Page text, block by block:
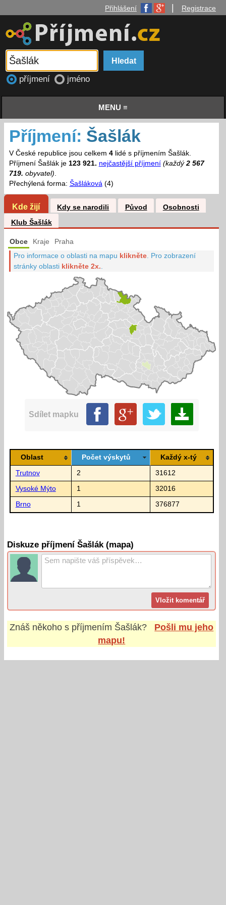
Přihlášení Registrace
příjmení jméno
MENU ≡
Příjmení: Šašlák
V České republice jsou celkem 4lidé s příjmením Šašlák.
Příjmení Šašlák je 123 921. nejčastější příjmení (každý2 567
719. obyvatel).
Přechýlená forma: Šašláková(4)
Kde žijí Kdy se narodili Původ
Osobnosti
Klub Šašlák
Obce Kraje Praha
Pro informace o oblasti na mapu klikněte Pro zobrazení
stránky oblasti klikněte 2x.
Sdílet mapku
Oblast Počet výskytů Každý x-tý
Trutnov 2 31612
Vysoké Mýto 1 32016
Brno 1 376877
Diskuze příjmení Šašlák (mapa)
Znáš někoho s příjmením Šašlák?
Pošli mu jeho
mapu!